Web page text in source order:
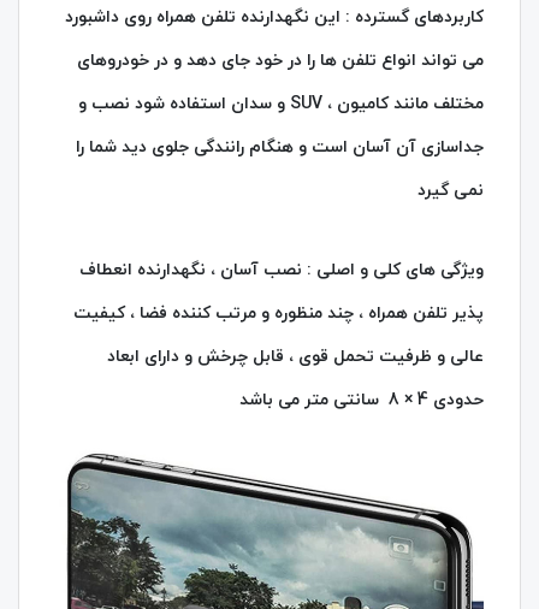
کاربردهای گسترده : این نگهدارنده تلفن همراه روی داشبورد
می‌ تواند انواع تلفن‌ ها را در خود جای دهد و در خودروهای
مختلف مانند کامیون ، SUV و سدان استفاده شود نصب و
جداسازی آن آسان است و هنگام رانندگی جلوی دید شما را
نمی‌ گیرد
ویژگی‌ های کلی و اصلی : نصب آسان ، نگهدارنده انعطاف‌
پذیر تلفن همراه ، چند منظوره و مرتب کننده فضا ، کیفیت
عالی و ظرفیت تحمل قوی ، قابل چرخش و دارای ابعاد
حدودی ‎8 × 4 سانتی‌ متر می باشد